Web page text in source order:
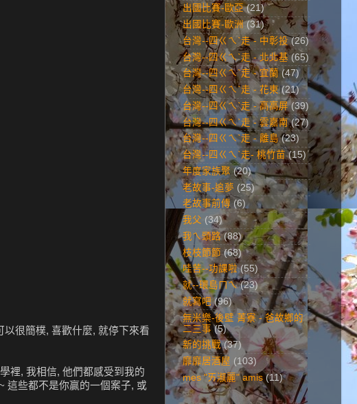
很簡樸, 喜歡什麼, 就停下來看
裡, 我相信, 他們都感受到我的
這些都不是你贏的一個案子, 或
出國比賽-歐亞 (21)
出國比賽-歐洲 (31)
台灣--四ㄍㄟˋ走 - 中彰投 (26)
台灣--四ㄍㄟˋ走 - 北北基 (65)
台灣--四ㄍㄟˋ走 - 宜蘭 (47)
台灣--四ㄍㄟˋ走 - 花東 (21)
台灣--四ㄍㄟˋ走 - 高高屏 (39)
台灣--四ㄍㄟˋ走 - 雲嘉南 (27)
台灣--四ㄍㄟˋ走 - 離島 (23)
台灣--四ㄍㄟˋ走- 桃竹苗 (15)
年度家族聚 (20)
老故事-追夢 (25)
老故事前傳 (6)
我父 (34)
我ㄟ頭路 (88)
枝枝節節 (68)
哇苦--功課啦 (55)
就--環島ㄇㄟ (23)
就寫吧 (96)
無米樂-後壁 菁寮 - 爸故鄉的
二三事 (5)
新的挑戰 (37)
靡靡居酒屋 (103)
mes "ㄞ淑麗" amis (11)